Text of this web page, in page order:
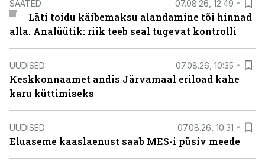
SAATED 07.08.26, 12:49
Läti toidu käibemaksu alandamine tõi hinnad
alla. Analüütik: riik teeb seal tugevat kontrolli
UUDISED 07.08.26, 10:35
Keskkonnaamet andis Järvamaal eriload kahe
karu küttimiseks
UUDISED 07.08.26, 10:31
Eluaseme kaaslaenust saab MES-i püsiv meede